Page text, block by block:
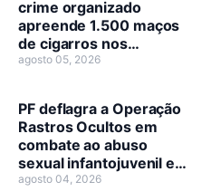
crime organizado
apreende 1.500 maços
de cigarros nos
municípios de Guajará-
agosto 05, 2026
PF deflagra a Operação
Rastros Ocultos em
combate ao abuso
sexual infantojuvenil em
Nova Mamoré
agosto 04, 2026